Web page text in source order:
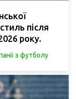
після
року.
з футболу